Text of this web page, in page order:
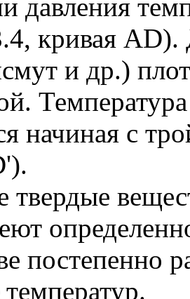
давления
кривая AD).
и др.)
начиная с
постепенно